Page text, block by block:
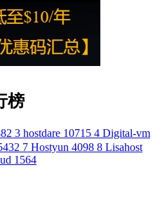
榜
3 hostdare 10715 4 Digital-vm
7 Hostyun 4098 8 Lisahost
1564